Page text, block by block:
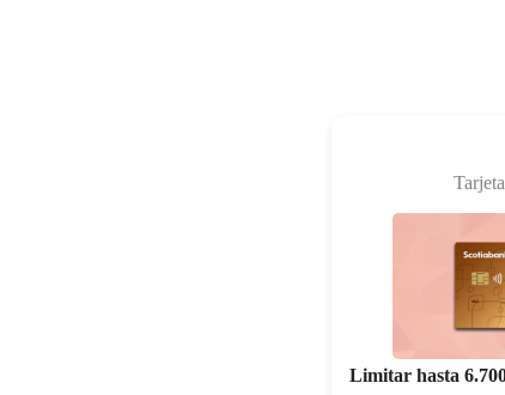
Limitar hasta